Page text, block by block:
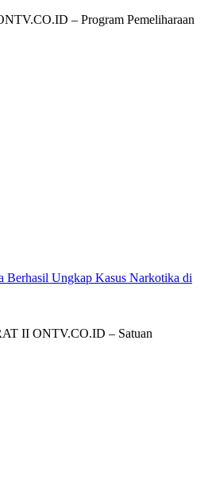
– Program Pemeliharaan
Berhasil Ungkap Kasus Narkotika di
II ONTV.CO.ID – Satuan